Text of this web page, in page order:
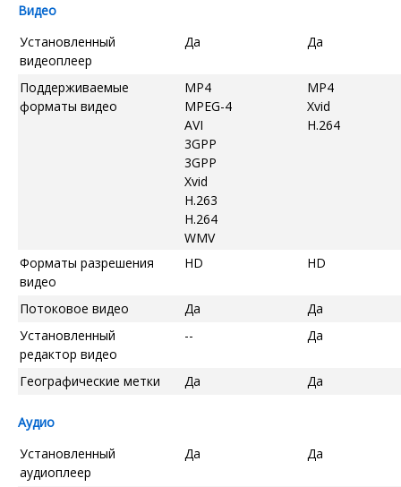
Видео
Установленный
видеоплеер
Да Да
Поддерживаемые
форматы видео
MP4
MPEG-4
AVI
3GPP
3GPP
Xvid
H.263
H.264
WMV
MP4
Xvid
H.264
Форматы разрешения
видео
HD HD
Потоковое видео Да
Да
Установленный
редактор видео
-- Да
Географические метки Да Да
Аудио
Установленный
аудиоплеер
Да Да